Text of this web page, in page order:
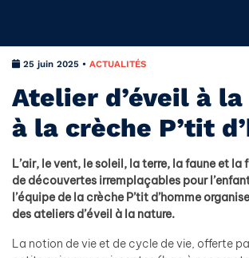
25 juin 2025 • ACTUALITÉS
Atelier d’éveil à
à la crèche P’tit
L’air, le vent, le soleil, la terre, la faune et la
de découvertes irremplaçables pour
l’équipe de la crèche P’tit d’homme
des ateliers d’éveil à la nature.
La notion de vie et de cycle de vie, offerte